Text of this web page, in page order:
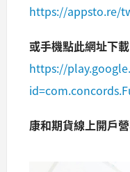
https://appsto.re/
或手機點此網址下
https://
康和期貨線上開戶